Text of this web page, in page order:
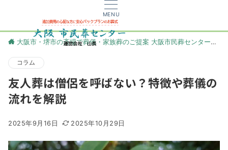
MENU
大阪市・堺市の斎場で葬儀・家族葬のご提案 大阪市民葬センター
コラム
友人葬は僧侶を呼ばない？特徴や葬儀の
流れを解説
2025年9月16日 2025年10月29日